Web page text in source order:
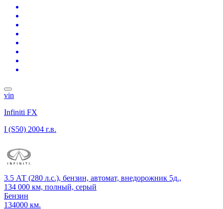
vin
Infiniti FX
I (S50) 2004 г.в.
3.5 АТ (280 л.с.), бензин, автомат, внедорожник 5д.,
134 000 км, полный, серый
Бензин
134000 км.